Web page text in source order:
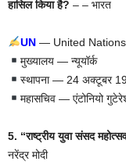
हासिल किया है? – – भारत
UN— United Nations
मुख्यालय — न्यूयॉर्क
स्थापना — 24 अक्टूबर
महासचिव — एंटोनियो
5. “राष्ट्रीय युवा संसद
नरेंद्र मोदी